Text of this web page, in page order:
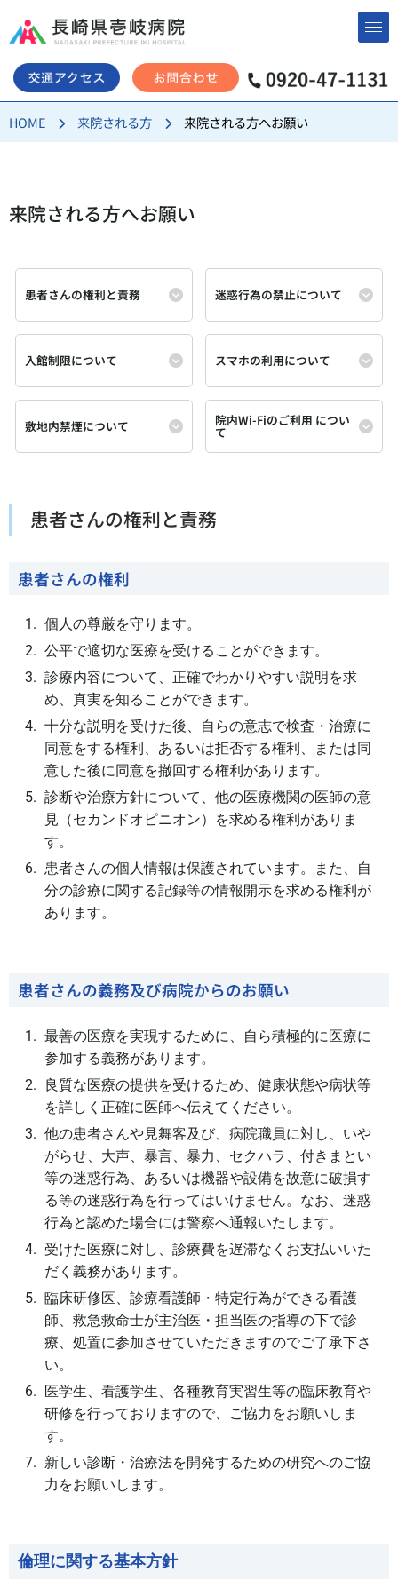
コ
ン
テ
ン
ツ
キ
ッ
プ
HOME 来院される方 来院される方へお願い
来院される方へお願い
患者さんの権利と責務 迷惑行為の禁止について
入館制限について スマホの利用について
敷地内禁煙について 院内Wi-Fiのご利用 につい
て
患者さんの権利と責務
患者さんの権利
個人の尊厳を守ります。
公平で適切な医療を受けることができます。
診療内容について、正確でわかりやすい説明を求
め、真実を知ることができます。
十分な説明を受けた後、自らの意志で検査・治療に
同意をする権利、あるいは拒否する権利、または同
意した後に同意を撤回する権利があります。
診断や治療方針について、他の医療機関の医師の意
見（セカンドオピニオン）を求める権利がありま
す。
患者さんの個人情報は保護されています。また、自
分の診療に関する記録等の情報開示を求める権利が
あります。
患者さんの義務及び病院からのお願い
最善の医療を実現するために、自ら積極的に医療に
参加する義務があります。
良質な医療の提供を受けるため、健康状態や病状等
を詳しく正確に医師へ伝えてください。
他の患者さんや見舞客及び、病院職員に対し、いや
がらせ、大声、暴言、暴力、セクハラ、付きまとい
等の迷惑行為、あるいは機器や設備を故意に破損す
る等の迷惑行為を行ってはいけません。なお、迷惑
行為と認めた場合には警察へ通報いたします。
受けた医療に対し、診療費を遅滞なくお支払いいた
だく義務があります。
臨床研修医、診療看護師・特定行為ができる看護
師、救急救命士が主治医・担当医の指導の下で診
療、処置に参加させていただきますのでご了承下さ
い。
医学生、看護学生、各種教育実習生等の臨床教育や
研修を行っておりますので、ご協力をお願いしま
す。
新しい診断・治療法を開発するための研究へのご協
力をお願いします。
倫理に関する基本方針